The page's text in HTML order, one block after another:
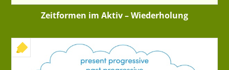
Zeitformen im Aktiv – Wiederholung
+ INTERAKTIVE ÜBUNG